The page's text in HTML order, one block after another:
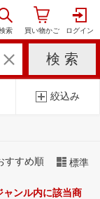
絞込み
すすめ順 標準
ンル内に該当商